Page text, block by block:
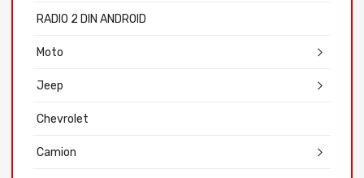
RADIO 2 DIN ANDROID
Moto
Jeep
Chevrolet
Camion